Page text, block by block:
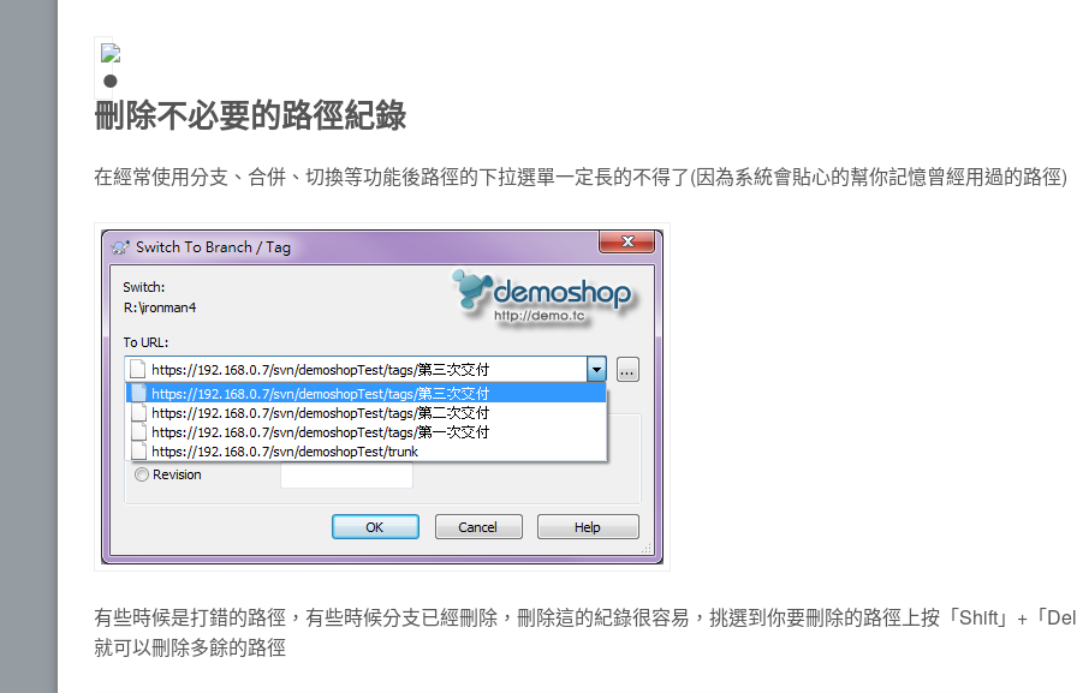
刪除不必要的路徑紀錄
在經常使用分支、合併、切換等功能後路徑的下拉選單一定長的不得了(因為系統會貼心的幫你記憶曾經用過的路徑)
有些時候是打錯的路徑，有些時候分支已經刪除，刪除這的紀錄很容易，挑選到你要刪除的路徑上按「Shift」+「
就可以刪除多餘的路徑